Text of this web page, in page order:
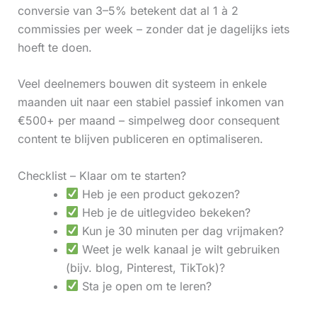
conversie van 3–5% betekent dat al 1 à 2
commissies per week – zonder dat je dagelijks iets
hoeft te doen.
Veel deelnemers bouwen dit systeem in enkele
maanden uit naar een stabiel passief inkomen van
€500+ per maand – simpelweg door consequent
content te blijven publiceren en optimaliseren.
Checklist – Klaar om te starten?
Heb je een product gekozen?
Heb je de uitlegvideo bekeken?
Kun je 30 minuten per dag vrijmaken?
Weet je welk kanaal je wilt gebruiken
(bijv. blog, Pinterest, TikTok)?
Sta je open om te leren?